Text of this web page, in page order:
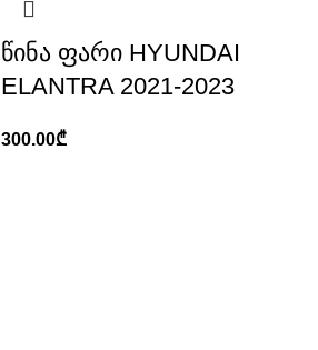
წინა ფარი HYUNDAI
ELANTRA 2021-2023
300.00₾